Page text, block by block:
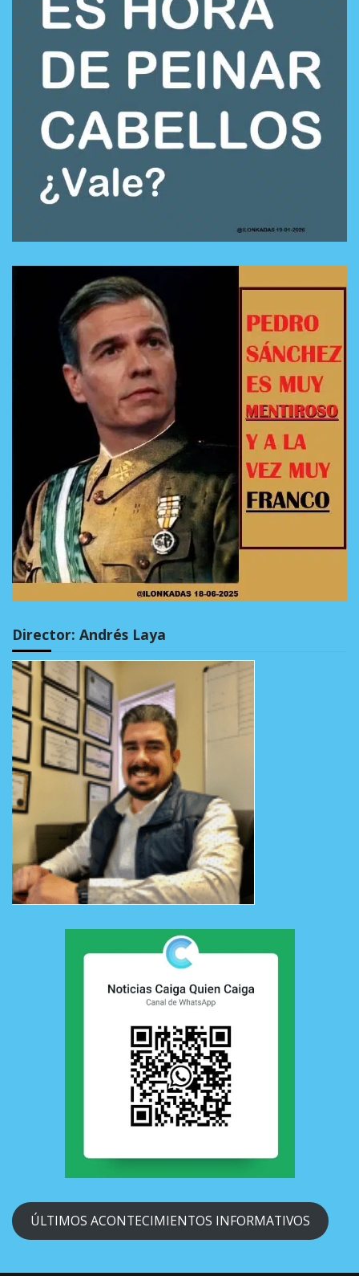
Director: Andrés Laya
ÚLTIMOS ACONTECIMIENTOS INFORMATIVOS